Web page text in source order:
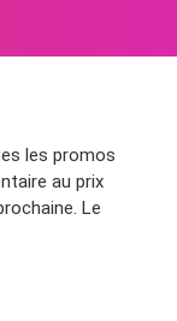
les promos
au prix
Le